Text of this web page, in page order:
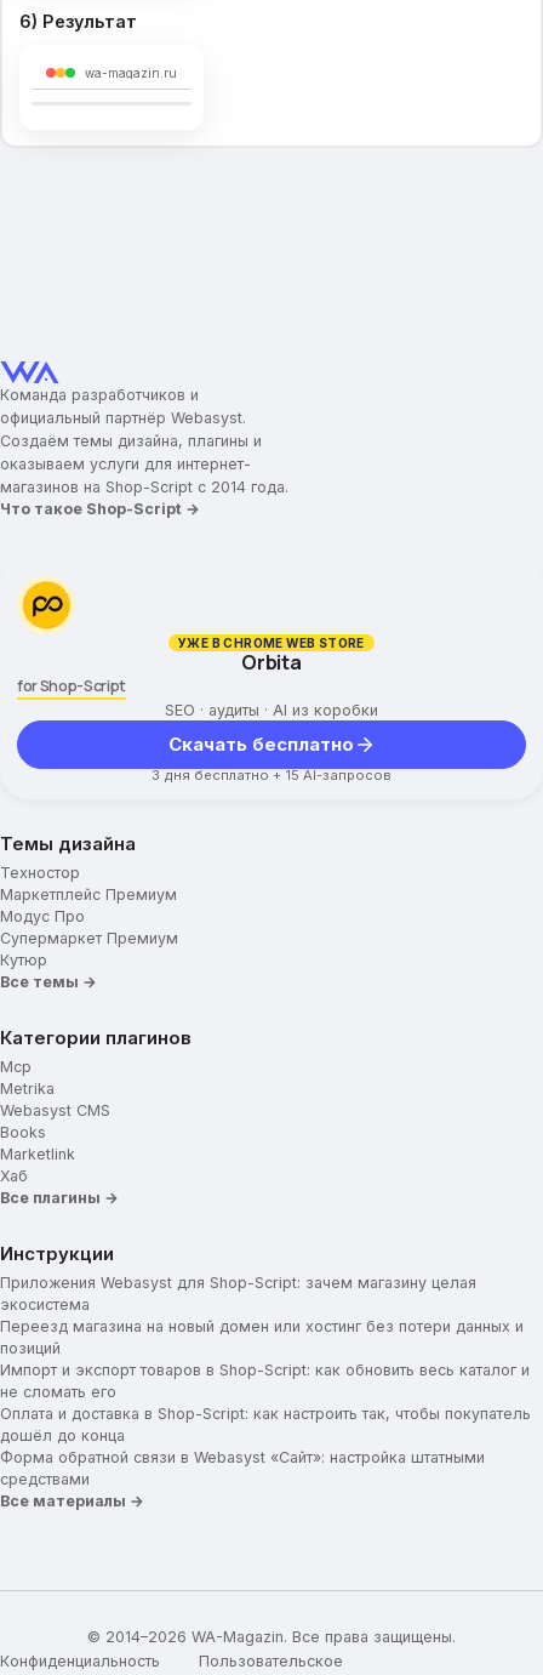
6) Результат
wa-magazin.ru
Команда разработчиков и
официальный партнёр Webasyst.
Создаём темы дизайна, плагины и
оказываем услуги для интернет-
магазинов на Shop-Script с 2014 года.
Что такое Shop-Script →
УЖЕ В CHROME WEB STORE
Orbita
for Shop-Script
SEO · аудиты · AI из коробки
Скачать бесплатно
3 дня бесплатно + 15 AI-запросов
Темы дизайна
Техностор
Маркетплейс Премиум
Модус Про
Супермаркет Премиум
Кутюр
Все темы →
Категории плагинов
Mcp
Metrika
Webasyst CMS
Books
Marketlink
Хаб
Все плагины →
Инструкции
Приложения Webasyst для Shop-Script: зачем магазину целая
экосистема
Переезд магазина на новый домен или хостинг без потери данных и
позиций
Импорт и экспорт товаров в Shop-Script: как обновить весь каталог и
не сломать его
Оплата и доставка в Shop-Script: как настроить так, чтобы покупатель
дошёл до конца
Форма обратной связи в Webasyst «Сайт»: настройка штатными
средствами
Все материалы →
© 2014–2026 WA-Magazin. Все права защищены.
Конфиденциальность
Пользовательское